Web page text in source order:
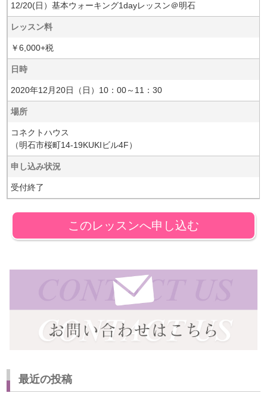
12/20(日）基本ウォーキング1dayレッスン＠明石
レッスン料
￥6,000+税
日時
2020年12月20日（日）10：00～11：30
場所
コネクトハウス
（明石市桜町14-19KUKIビル4F）
申し込み状況
受付終了
このレッスンへ申し込む
最近の投稿